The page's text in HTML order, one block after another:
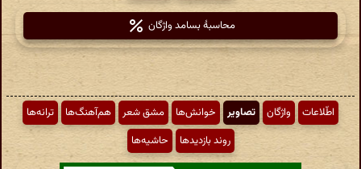
محاسبهٔ بسامد واژگان
اطّلاعات واژگان تصاویر خوانش‌ها مشق شعر هم‌آهنگ‌ها
ترانه‌ها
روند بازدیدها
حاشیه‌ها